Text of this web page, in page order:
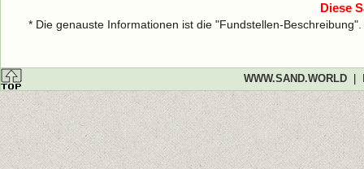
Diese
* Die genauste Informationen ist die "Fundstellen-
WWW.SAND.WORLD|